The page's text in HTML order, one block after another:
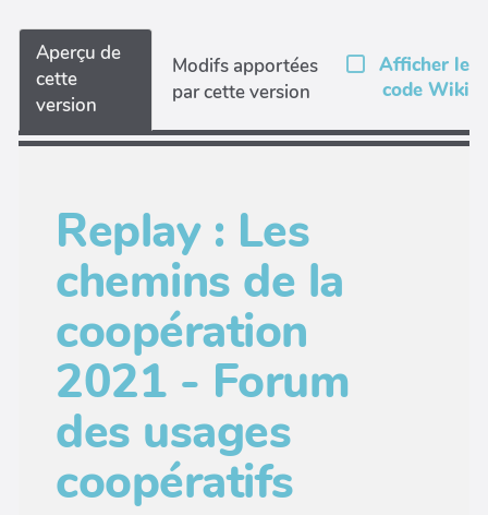
Aperçu de
cette
version
Modifs apportées
par cette version
Afficher le
code Wiki
Replay : Les
chemins de la
coopération
2021 - Forum
des usages
coopératifs